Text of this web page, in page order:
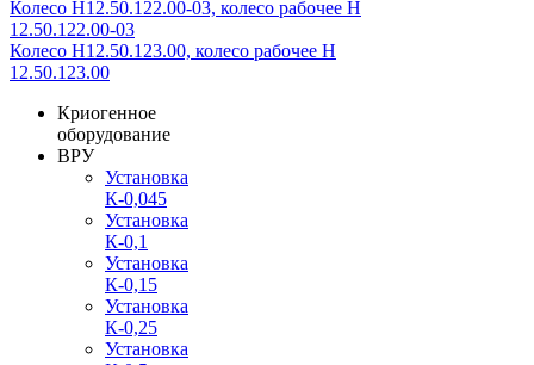
Колесо Н12.50.122.00-03, колесо рабочее Н
12.50.122.00-03
Колесо Н12.50.123.00, колесо рабочее Н
12.50.123.00
Криогенное
оборудование
ВРУ
Установка
К-0,045
Установка
К-0,1
Установка
К-0,15
Установка
К-0,25
Установка